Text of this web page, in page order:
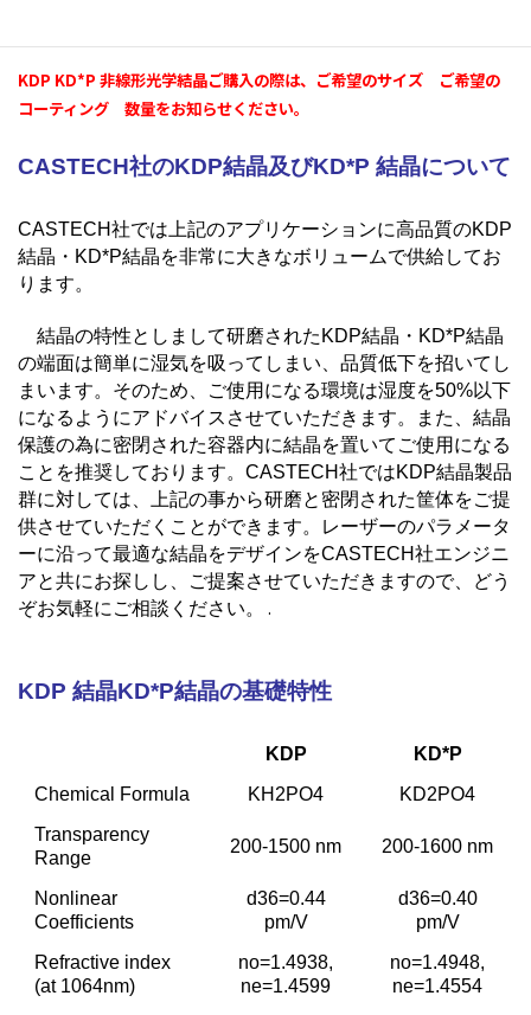
KDP KD*P 非線形光学結晶ご購入の際は、ご希望のサイズ ご希望の
コーティング 数量をお知らせください。
CASTECH社のKDP結晶及びKD*P 結晶について
CASTECH社では上記のアプリケーションに高品質のKDP
結晶・KD*P結晶を非常に大きなボリュームで供給してお
ります。
結晶の特性としまして研磨されたKDP結晶・KD*P結晶
の端面は簡単に湿気を吸ってしまい、品質低下を招いてし
まいます。そのため、ご使用になる環境は湿度を50%以下
になるようにアドバイスさせていただきます。また、結晶
保護の為に密閉された容器内に結晶を置いてご使用になる
ことを推奨しております。CASTECH社ではKDP結晶製品
群に対しては、上記の事から研磨と密閉された筐体をご提
供させていただくことができます。レーザーのパラメータ
ーに沿って最適な結晶をデザインをCASTECH社エンジニ
アと共にお探しし、ご提案させていただきますので、どう
ぞお気軽にご相談ください。
.
KDP 結晶KD*P結晶の基礎特性
KDP
KD*P
Chemical Formula
KH 2PO4 KD2PO4
Transparency
Range
200-1500 nm 200-1600 nm
Nonlinear
Coefficients
d36=0.44
pm/V
d36=0.40
pm/V
Refractive index
(at 1064nm)
no=1.4938,
ne=1.4599
no=1.4948,
ne=1.4554